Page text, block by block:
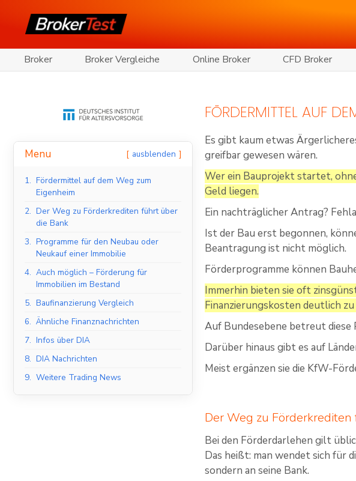
Broker Broker Vergleiche Online Broker CFD Broker
Menu ausblenden
1. Fördermittel auf dem Weg zum
Eigenheim
2. Der Weg zu Förderkrediten führt über
die Bank
3. Programme für den Neubau oder
Neukauf einer Immobilie
4. Auch möglich – Förderung für
Immobilien im Bestand
5. Baufinanzierung Vergleich
6. Ähnliche Finanznachrichten
7. Infos über DIA
8. DIA Nachrichten
9. Weitere Trading News
FÖRDERMITTEL AUF
Es gibt kaum etwas
greifbar gewesen wären.
Wer ein Bauprojekt startet,
Geld liegen.
Ein nachträglicher Antrag?
Ist der Bau erst begonnen,
Beantragung ist nicht möglich.
Förderprogramme können
Immerhin bieten sie oft
Finanzierungskosten deutlich zu
Auf Bundesebene betreut
Darüber hinaus gibt es auf
Meist ergänzen sie die KfW-
Der Weg zu
Bei den Förderdarlehen gilt
Das heißt: man wendet sich für
sondern an seine Bank.